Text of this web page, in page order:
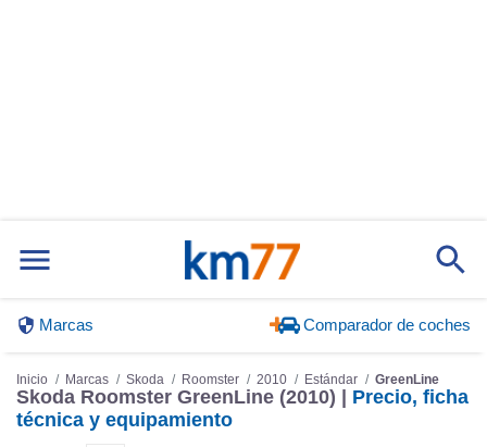
Marcas Comparador de coches
Inicio Marcas Skoda Roomster 2010 Estándar GreenLine
Skoda Roomster GreenLine (2010) | Precio, ficha
técnica y equipamiento